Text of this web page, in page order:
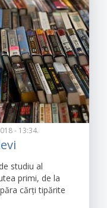
- 13:34.
studiu al
primi, de la
cărți tipărite